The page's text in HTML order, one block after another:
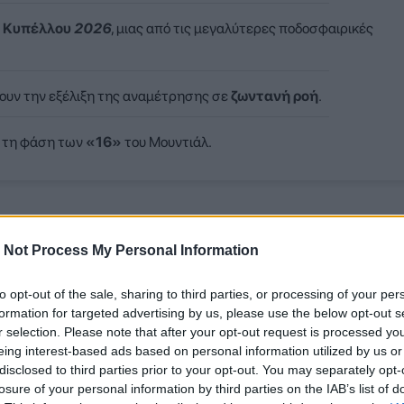
Not Process My Personal Information
opt-out of the sale, sharing to third parties, or processing of your
for targeted advertising by us, please use the below opt-out
selection. Please note that after your opt-out request is processed
interest-based ads based on personal information utilized by us
to third parties prior to your opt-out. You may separately
of your personal information by third parties on the IAB’s list of
Κυπέλλου 2026, μιας από τις μεγαλύτερες ποδοσφαιρικές
την εξέλιξη της αναμέτρησης σε ζωντανή ροή.
φάση των «16» του Μουντιάλ.
Belgium
1 VS 4 BELGIUM
Ψηφίστε